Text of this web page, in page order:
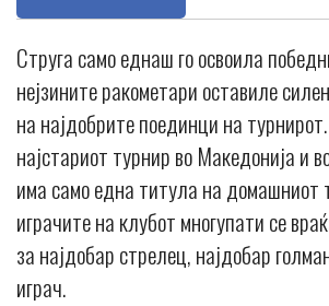
Струга само еднаш го освоила
нејзините ракометари оставиле
на најдобрите поединци на
најстариот турнир во Македонија и
има само една титула на домашниот
играчите на клубот многупати се
за најдобар стрелец, најдобар
играч.